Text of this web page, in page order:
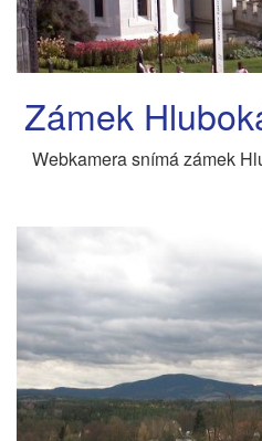
Zámek
Webkamera snímá zámek